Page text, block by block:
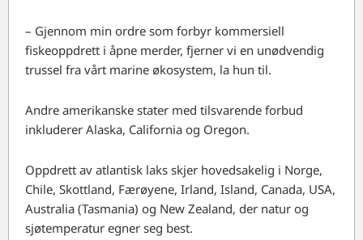
– Gjennom min ordre som forbyr kommersiell
fiskeoppdrett i åpne merder, fjerner vi en unødvendig
trussel fra vårt marine økosystem, la hun til.
Andre amerikanske stater med tilsvarende forbud
inkluderer Alaska, California og Oregon.
Oppdrett av atlantisk laks skjer hovedsakelig i Norge,
Chile, Skottland, Færøyene, Irland, Island, Canada, USA,
Australia (Tasmania) og New Zealand, der natur og
sjøtemperatur egner seg best.